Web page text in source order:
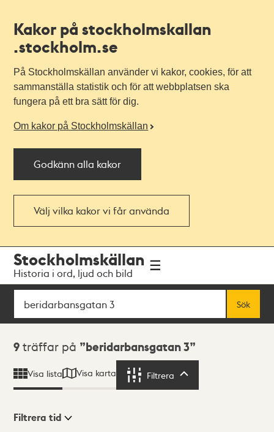
Kakor på stockholmskallan
.stockholm.se
På Stockholmskällan använder vi kakor, cookies, för att
sammanställa statistik och för att webbplatsen ska
fungera på ett bra sätt för dig.
Om kakor på Stockholmskällan
Godkänn alla kakor
Välj vilka kakor vi får använda
navigationen
huvudinnehållet
Stockholmskällan
Historia i ord, ljud och bild
Sök
Sök
Sökresultat
9 träffar på beridarbansgatan 3
Visa lista Visa karta Filtrera
Filtrera tid